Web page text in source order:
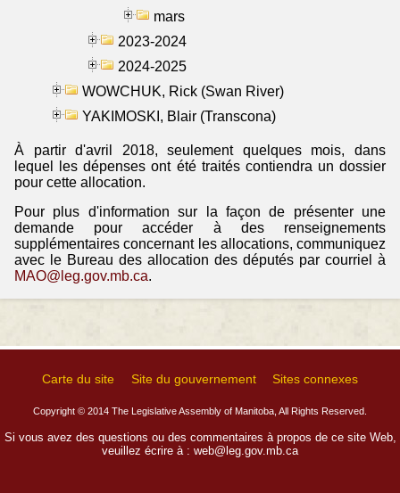
mars
2023-2024
2024-2025
WOWCHUK, Rick (Swan River)
YAKIMOSKI, Blair (Transcona)
À partir d'avril 2018, seulement quelques mois, dans
lequel les dépenses ont été traités contiendra un dossier
pour cette allocation.
Pour plus d'information sur la façon de présenter une
demande pour accéder à des renseignements
supplémentaires concernant les allocations, communiquez
avec le Bureau des allocation des députés par courriel à
MAO@leg.gov.mb.ca.
Carte du site Site du gouvernement Sites connexes
Copyright © 2014 The Legislative Assembly of Manitoba, All Rights Reserved.
Si vous avez des questions ou des commentaires à propos de ce site Web,
veuillez écrire à : web@leg.gov.mb.ca